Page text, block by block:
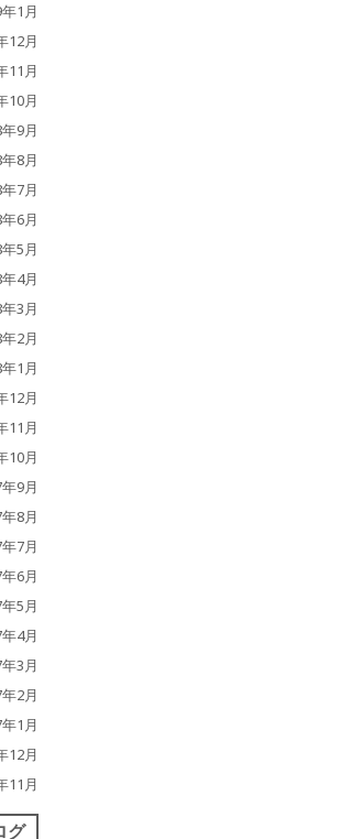
1月
12月
11月
10月
9月
8月
7月
6月
5月
4月
3月
2月
1月
12月
11月
10月
9月
8月
7月
6月
5月
4月
3月
2月
1月
12月
11月
グ